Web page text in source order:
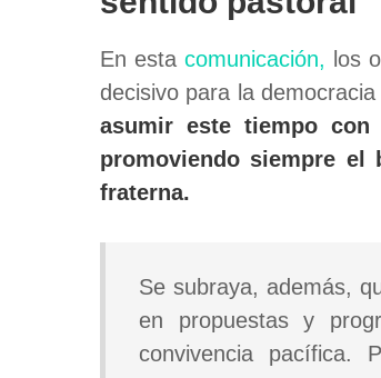
En esta comunicación,
los
decisivo para la
asumir este tiempo
promoviendo siempre
fraterna.
Se subraya, además,
en propuestas y
convivencia pacífica.